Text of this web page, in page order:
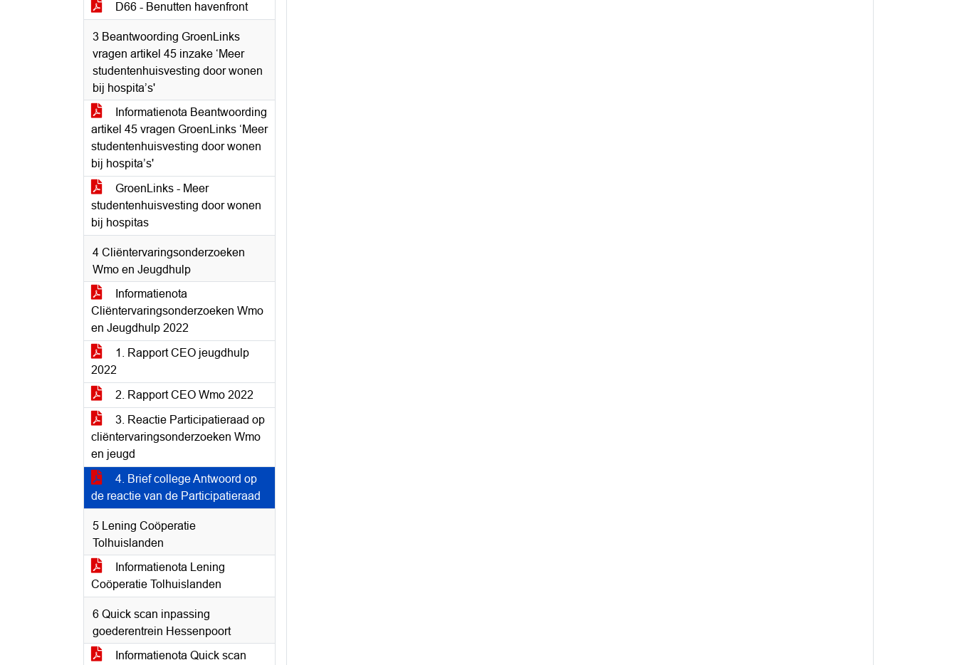
D66 - Benutten havenfront
3 Beantwoording GroenLinks
vragen artikel 45 inzake ‘Meer
studentenhuisvesting door wonen
bij hospita’s'
Informatienota Beantwoording
artikel 45 vragen GroenLinks ‘Meer
studentenhuisvesting door wonen
bij hospita’s'
GroenLinks - Meer
studentenhuisvesting door wonen
bij hospitas
4 Cliëntervaringsonderzoeken
Wmo en Jeugdhulp
Informatienota
Cliëntervaringsonderzoeken Wmo
en Jeugdhulp 2022
1. Rapport CEO jeugdhulp
2022
2. Rapport CEO Wmo 2022
3. Reactie Participatieraad op
cliëntervaringsonderzoeken Wmo
en jeugd
4. Brief college Antwoord op
de reactie van de Participatieraad
5 Lening Coöperatie
Tolhuislanden
Informatienota Lening
Coöperatie Tolhuislanden
6 Quick scan inpassing
goederentrein Hessenpoort
Informatienota Quick scan